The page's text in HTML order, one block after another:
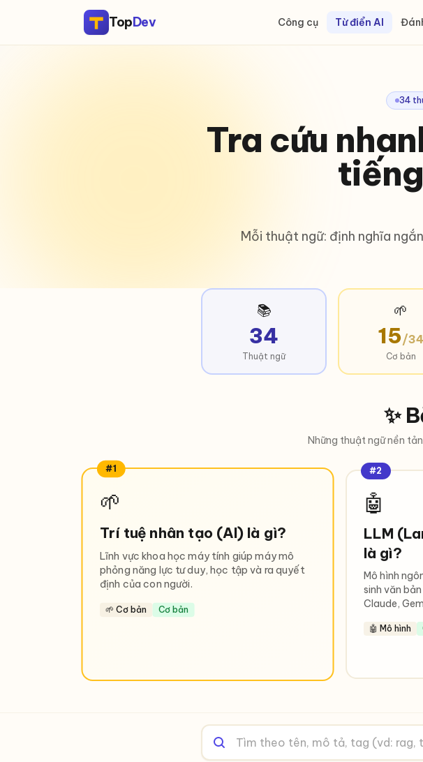
TopDev Công cụ Từ điển AI
34
Tra cứu
Mỗi thuật ngữ: định nghĩa
📚
34
Thuật ngữ
🌱
15/34
Cơ bản
✨
Những thuật ngữ nền
#1
🌱
Trí tuệ nhân tạo (AI) là gì?
Lĩnh vực khoa học máy tính giúp máy mô
phỏng năng lực tư duy, học tập và ra quyết
định của con người.
🌱 Cơ bản Cơ bản
#2
🤖
LLM
là gì?
Mô hình
sinh văn
Claude,
🤖 Mô hình